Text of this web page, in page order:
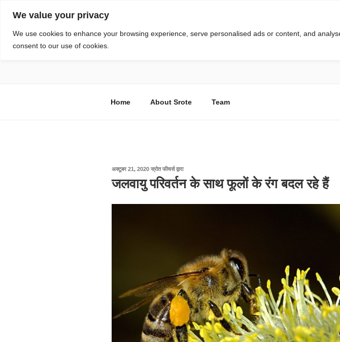
We value your privacy
We use cookies to enhance your browsing experience, serve personalised ads or content, and
consent to our use of cookies. स्रोत
Home About Srote Team
अक्टूबर 21, 2020 पर
प्रकाशित
किया
स्रोत फीचर्सद्वारा
जलवायु परिवर्तन के साथ फूलों के रंग बदल रहे हैं